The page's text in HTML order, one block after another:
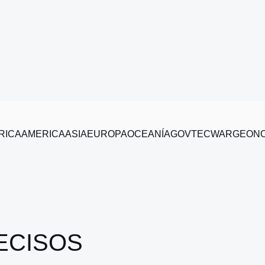
AMERICAASIAEUROPAOCEANÍAGOVTECWARGEO